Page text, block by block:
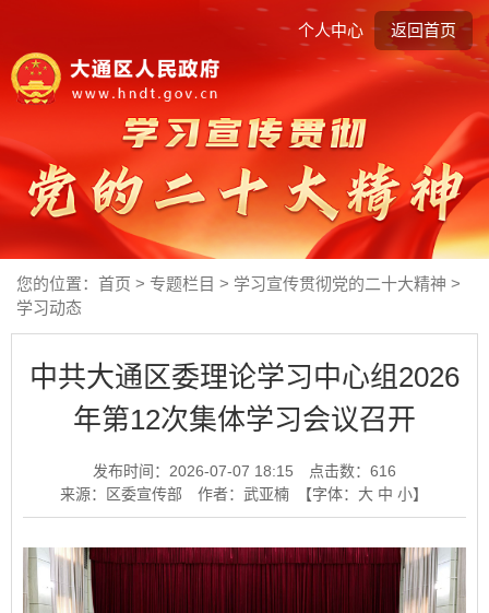
返回首页
个人中心
您的位置： 首页 > 专题栏目 > 学习宣传贯彻党的二十大精神 >
学习动态
中共大通区委理论学习中心组2026
年第12次集体学习会议召开
发布时间：2026-07-07 18:15 点击数： 616
来源：区委宣传部
作者：武亚楠 【字体： 大 中 小】